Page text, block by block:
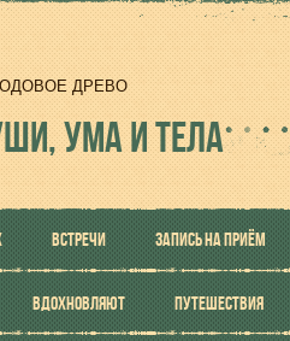
ДРЕВО
УМА И ТЕЛА
ВСТРЕЧИ ЗАПИСЬ НА ПРИЁМ
ВДОХНОВЛЯЮТ ПУТЕШЕСТВИЯ